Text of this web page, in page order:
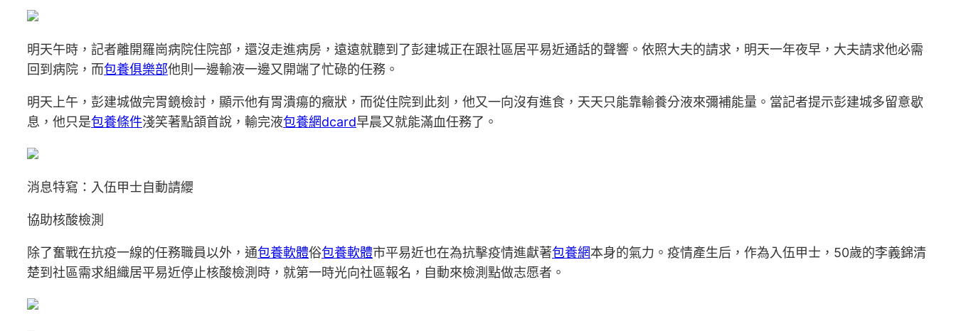
明天午時，記者離開羅崗病院住院部，還沒走進病房，遠遠就聽到了彭建城正在跟社區居平易近通話的聲響。依照大夫的請求，明天一年夜早，大夫請求他必需
回到病院，而包養俱樂部他則一邊輸液一邊又開端了忙碌的任務。
明天上午，彭建城做完胃鏡檢討，顯示他有胃潰瘍的癥狀，而從住院到此刻，他又一向沒有進食，天天只能靠輸養分液來彌補能量。當記者提示彭建城多留意歇
息，他只是包養條件淺笑著點頷首說，輸完液包養網dcard早晨又就能滿血任務了。
消息特寫：入伍甲士自動請纓
協助核酸檢測
除了奮戰在抗疫一線的任務職員以外，通包養軟體俗包養軟體市平易近也在為抗擊疫情進獻著包養網本身的氣力。疫情產生后，作為入伍甲士，50歲的李義錦清
楚到社區需求組織居平易近停止核酸檢測時，就第一時光向社區報名，自動來檢測點做志愿者。